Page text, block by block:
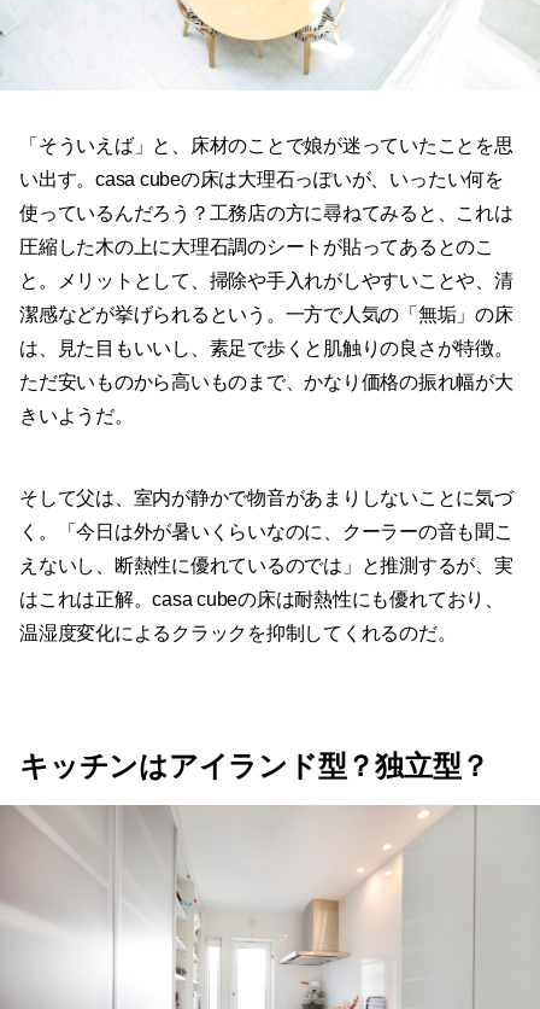
「そういえば」と、床材のことで娘が迷っていたことを思
い出す。casa cubeの床は大理石っぽいが、いったい何を
使っているんだろう？工務店の方に尋ねてみると、これは
圧縮した木の上に大理石調のシートが貼ってあるとのこ
と。メリットとして、掃除や手入れがしやすいことや、清
潔感などが挙げられるという。一方で人気の「無垢」の床
は、見た目もいいし、素足で歩くと肌触りの良さが特徴。
ただ安いものから高いものまで、かなり価格の振れ幅が大
きいようだ。
そして父は、室内が静かで物音があまりしないことに気づ
く。「今日は外が暑いくらいなのに、クーラーの音も聞こ
えないし、断熱性に優れているのでは」と推測するが、実
はこれは正解。casa cubeの床は耐熱性にも優れており、
温湿度変化によるクラックを抑制してくれるのだ。
キッチンはアイランド型？独立型？